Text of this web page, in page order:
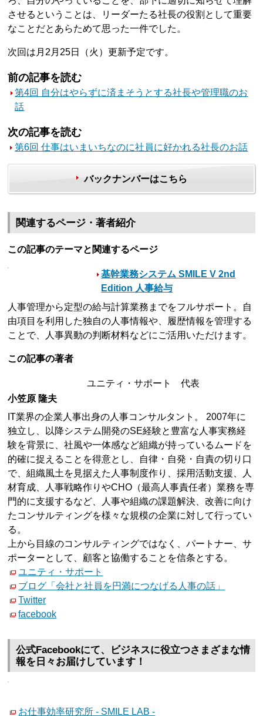
させるということは、リーダーたる社長の役割として重要
なことだとあらためて思った一件でした。
次回は月2月25日（火）更新予定です。
前の記事を読む
第4回 自分はやらずに済まそうとする社長や管理職のお
話
次の記事を読む
第6回 仕事はいまいちなのに社員に好かれる社長のお話
バックナンバーはこちら
関連するページ・著者紹介
この記事のテーマと関連するページ
基幹業務システム SMILE V 2nd
Edition 人事給与
人事管理から定型の給与計算業務までをフルサポート。自
由項目を利用した独自の人事情報や、履歴情報を管理する
ことで、人事異動の判断材料などにご活用いただけます。
この記事の著者
ユニティ・サポート 代表
小笠原 隆夫
IT業界の企業人事出身の人事コンサルタント。 2007年に
独立し、以降システム開発のSE経験と豊富な人事実務経
験を背景に、社風や一体感など組織が持っているムードを
的確に捉えることを得意とし、自律・自発・自責の切り口
で、組織風土を見据えた人事制度作り、採用活動支援、人
材育成、人事戦略作りやCHO（最高人事責任者）業務を専
門的に支援するなど、人事や組織の課題解決、改善に向け
たコンサルティングを様々な規模の企業に対して行ってい
る。
上から目線のコンサルティングではなく、パートナー、サ
ポーターとして、顧客と協働することを信条とする。
ユニティ・サポート
ブログ「会社と社員を円満につなげる人事の話」
Twitter
facebook
公式Facebookにて、ビジネスに役立つさまざまな情
報を日々お届けしています！
お仕事効率研究所 - SMILE LAB -